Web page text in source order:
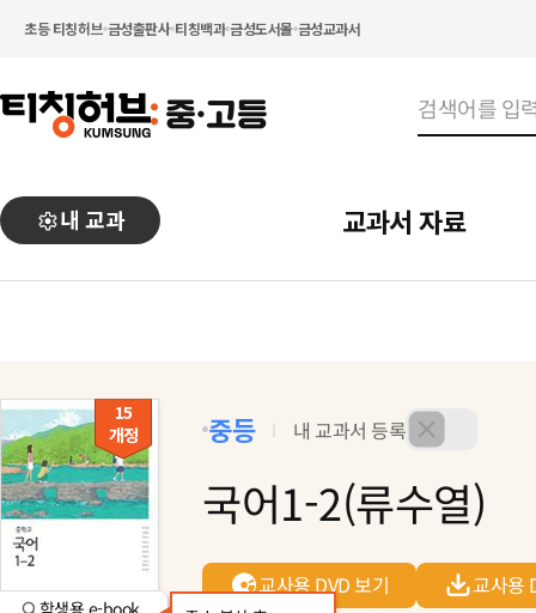
초등 티칭허브 금성출판사 티칭백과 금성도서몰 금성교과서
내 교과 교과서 자료
15
개정
학생용 e-book
중등 내 교과서 등록
국어1-2(류수열)
교사용 DVD 보기 교사용